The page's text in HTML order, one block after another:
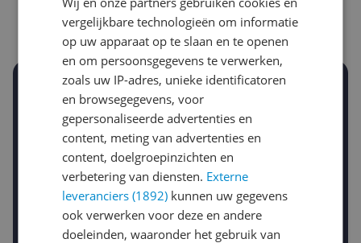
08-08-2026
Stel een alert in en mis geen prijsdaling
Krijg een seintje zodra de prijs zakt
Jouw e-mailadres
Gewenste daling of bedrag
-10% -15%
Gewenste prijs
€
vergelijkbare technologieën om informatie
op uw apparaat op te slaan en te openen
en om persoonsgegevens te verwerken,
zoals uw IP-adres, unieke identificatoren
en browsegegevens, voor
gepersonaliseerde advertenties en
content, meting van advertenties en
content, doelgroepinzichten en
verbetering van diensten. Externe
leveranciers (1892) kunnen uw gegevens
ook verwerken voor deze en andere
doeleinden, waaronder het gebruik van